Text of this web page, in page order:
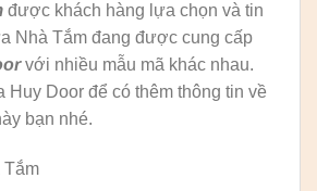
được khách hàng lựa chọn và tin
Nhà Tắm đang được cung cấp
với nhiều mẫu mã khác nhau.
Huy Door để có thêm thông tin về
bạn nhé.